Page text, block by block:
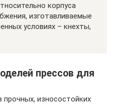
корпуса
изготавливаемые
условиях – кнехты,
прессов для
прочных, износостойких